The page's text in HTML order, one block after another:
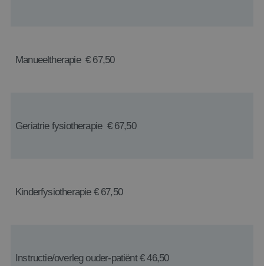
Manueeltherapie € 67,50
Geriatrie fysiotherapie € 67,50
Kinderfysiotherapie € 67,50
Instructie/overleg ouder-patiënt € 46,50